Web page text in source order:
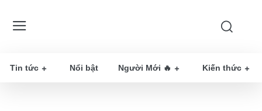
Tin tức Nổi bật Người Mới 🔥 Kiến thức